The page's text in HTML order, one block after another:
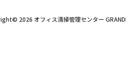
2026 オフィス清掃管理センター